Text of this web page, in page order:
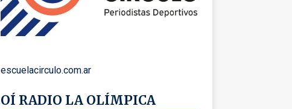
escuelacirculo.com.ar
OÍ RADIO LA OLÍMPICA